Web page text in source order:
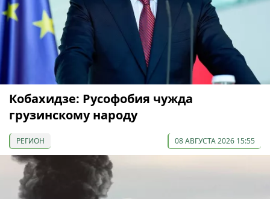
Кобахидзе: Русофобия чужда
грузинскому народу
РЕГИОН 08 АВГУСТА 2026 15:55